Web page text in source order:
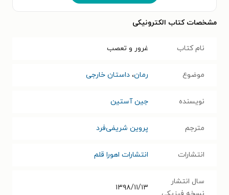
مشخصات کتاب الکترونیکی
نام کتاب غرور و تعصب
موضوع رمان، داستان خارجی
نویسنده جین آستین
مترجم پروین شریفی‌فرد
انتشارات انتشارات اهورا قلم
سال انتشار
۱۳۹۸/۱۱/۱۳